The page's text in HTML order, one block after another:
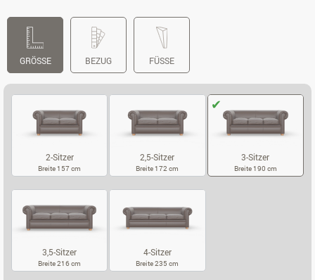
GRÖSSE BEZUG FÜSSE
2-Sitzer
Breite 157 cm
2,5-Sitzer
Breite 172 cm
3-Sitzer
Breite 190 cm
3,5-Sitzer
Breite 216 cm
4-Sitzer
Breite 235 cm